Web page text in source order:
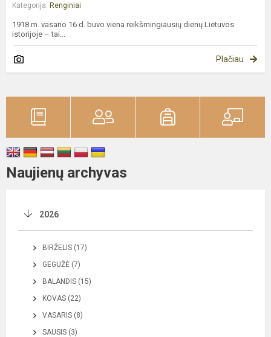
Kategorija: Renginiai
1918 m. vasario 16 d. buvo viena reikšmingiausių dienų Lietuvos
istorijoje – tai...
Plačiau
Naujienų archyvas
2026
BIRŽELIS (17)
GEGUŽĖ (7)
BALANDIS (15)
KOVAS (22)
VASARIS (8)
SAUSIS (3)